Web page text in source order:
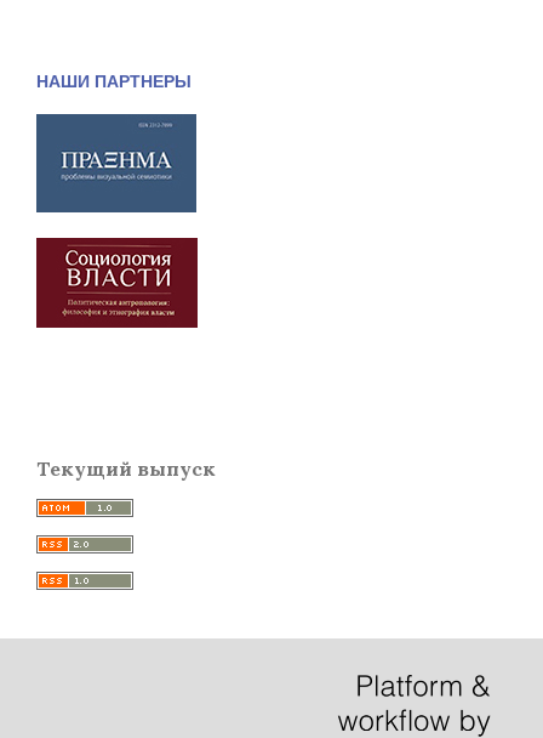
НАШИ ПАРТНЕРЫ
Текущий выпуск